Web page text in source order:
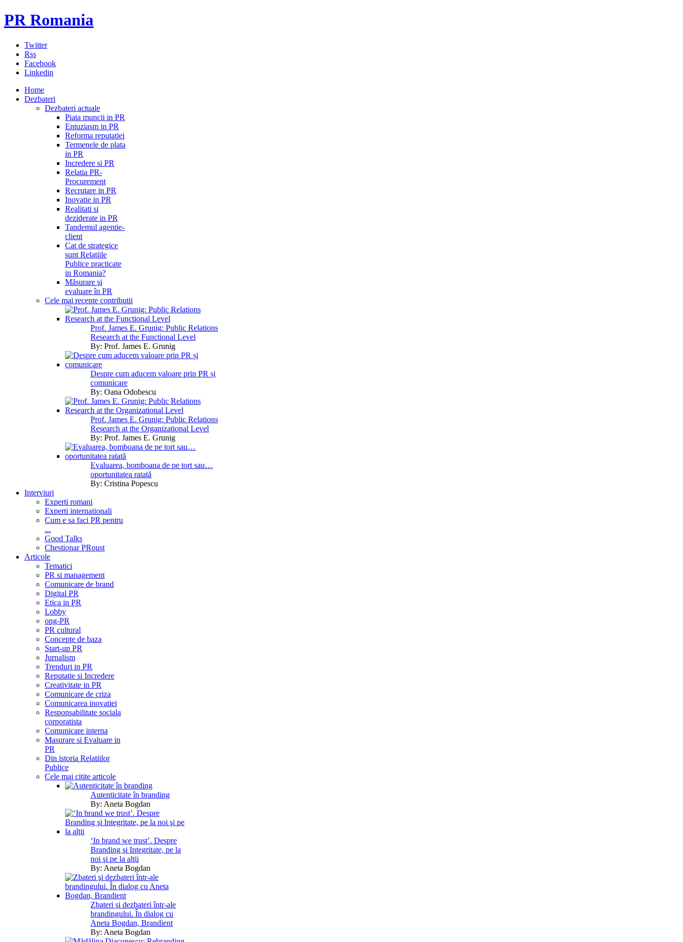
PR Romania
Twitter
Rss
Facebook
Linkedin
Home
Dezbateri
Dezbateri actuale
Piata muncii in PR
Entuziasm in PR
Reforma reputatiei
Termenele de plata
in PR
Incredere si PR
Relatia PR-
Procurement
Recrutare in PR
Inovatie in PR
Realitati si
deziderate in PR
Tandemul agentie-
client
Cat de strategice
sunt Relatiile
Publice practicate
in Romania?
Măsurare şi
evaluare în PR
Cele mai recente contributii
Prof. James E. Grunig: Public Relations
Research at the Functional Level
By: Prof. James E. Grunig
Despre cum aducem valoare prin PR și
comunicare
By: Oana Odobescu
Prof. James E. Grunig: Public Relations
Research at the Organizational Level
By: Prof. James E. Grunig
Evaluarea, bomboana de pe tort sau…
oportunitatea ratată
By: Cristina Popescu
Interviuri
Experti romani
Experti internationali
Cum e sa faci PR pentru
...
Good Talks
Chestionar PRoust
Articole
Tematici
PR si management
Comunicare de brand
Digital PR
Etica in PR
Lobby
ong-PR
PR cultural
Concepte de baza
Start-up PR
Jurnalism
Trenduri in PR
Reputatie si Incredere
Creativitate in PR
Comunicare de criza
Comunicarea inovatiei
Responsabilitate sociala
corporatista
Comunicare interna
Masurare si Evaluare in
PR
Din istoria Relatiilor
Publice
Cele mai citite articole
Autenticitate în branding
By: Aneta Bogdan
‘In brand we trust’. Despre
Branding şi Integritate, pe la
noi şi pe la alţii
By: Aneta Bogdan
Zbateri şi dezbateri într-ale
brandingului. În dialog cu
Aneta Bogdan, Brandient
By: Aneta Bogdan